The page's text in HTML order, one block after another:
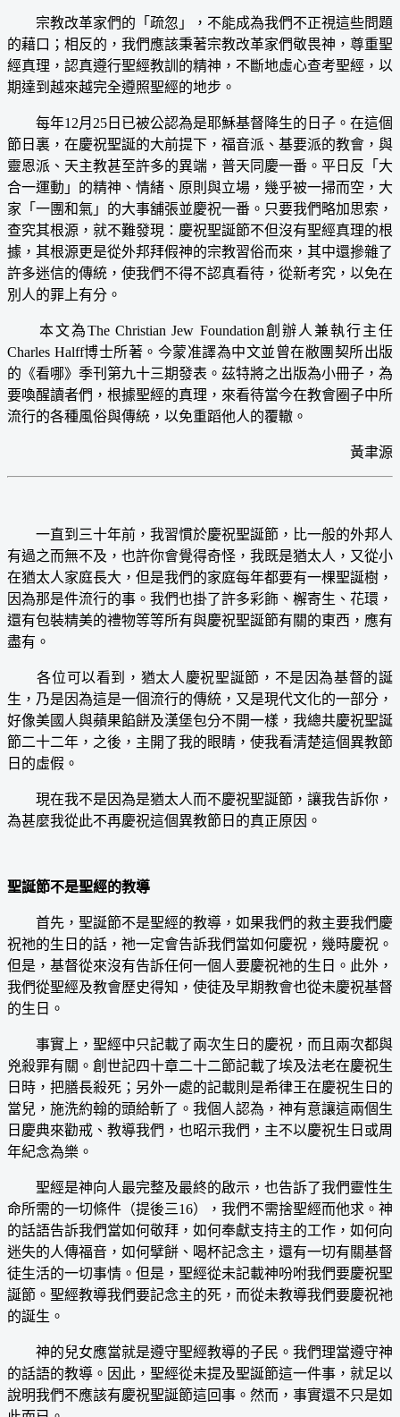
宗教改革家們的「疏忽」，不能成為我們不正視這些問題
的藉口；相反的，我們應該秉著宗教改革家們敬畏神，尊重聖
經真理，認真遵行聖經教訓的精神，不斷地虛心查考聖經，以
期達到越來越完全遵照聖經的地步。
每年12月25日已被公認為是耶穌基督降生的日子。在這個
節日裏，在慶祝聖誕的大前提下，福音派、基要派的教會，與
靈恩派、天主教甚至許多的異端，普天同慶一番。平日反「大
合一運動」的精神、情緒、原則與立場，幾乎被一掃而空，大
家「一團和氣」的大事舖張並慶祝一番。只要我們略加思索，
查究其根源，就不難發現：慶祝聖誕節不但沒有聖經真理的根
據，其根源更是從外邦拜假神的宗教習俗而來，其中還摻雜了
許多迷信的傳統，使我們不得不認真看待，從新考究，以免在
別人的罪上有分。
本文為The Christian Jew Foundation創辦人兼執行主任
Charles Halff博士所著。今蒙准譯為中文並曾在敝團契所出版
的《看哪》季刊第九十三期發表。茲特將之出版為小冊子，為
要喚醒讀者們，根據聖經的真理，來看待當今在教會圈子中所
流行的各種風俗與傳統，以免重蹈他人的覆轍。
黃聿源
一直到三十年前，我習慣於慶祝聖誕節，比一般的外邦人
有過之而無不及，也許你會覺得奇怪，我既是猶太人，又從小
在猶太人家庭長大，但是我們的家庭每年都要有一棵聖誕樹，
因為那是件流行的事。我們也掛了許多彩飾、檞寄生、花環，
還有包裝精美的禮物等等所有與慶祝聖誕節有關的東西，應有
盡有。
各位可以看到，猶太人慶祝聖誕節，不是因為基督的誕
生，乃是因為這是一個流行的傳統，又是現代文化的一部分，
好像美國人與蘋果餡餅及漢堡包分不開一樣，我總共慶祝聖誕
節二十二年，之後，主開了我的眼睛，使我看清楚這個異教節
日的虛假。
現在我不是因為是猶太人而不慶祝聖誕節，讓我告訴你，
為甚麼我從此不再慶祝這個異教節日的真正原因。
聖誕節不是聖經的教導
首先，聖誕節不是聖經的教導，如果我們的救主要我們慶
祝祂的生日的話，祂一定會告訴我們當如何慶祝，幾時慶祝。
但是，基督從來沒有告訴任何一個人要慶祝祂的生日。此外，
我們從聖經及教會歷史得知，使徒及早期教會也從未慶祝基督
的生日。
事實上，聖經中只記載了兩次生日的慶祝，而且兩次都與
兇殺罪有關。創世記四十章二十二節記載了埃及法老在慶祝生
日時，把膳長殺死；另外一處的記載則是希律王在慶祝生日的
當兒，施洗約翰的頭給斬了。我個人認為，神有意讓這兩個生
日慶典來勸戒、教導我們，也昭示我們，主不以慶祝生日或周
年紀念為樂。
聖經是神向人最完整及最終的啟示，也告訴了我們靈性生
命所需的一切條件（提後三16），我們不需捨聖經而他求。神
的話語告訴我們當如何敬拜，如何奉獻支持主的工作，如何向
迷失的人傳福音，如何擘餅、喝杯記念主，還有一切有關基督
徒生活的一切事情。但是，聖經從未記載神吩咐我們要慶祝聖
誕節。聖經教導我們要記念主的死，而從未教導我們要慶祝祂
的誕生。
神的兒女應當就是遵守聖經教導的子民。我們理當遵守神
的話語的教導。因此，聖經從未提及聖誕節這一件事，就足以
說明我們不應該有慶祝聖誕節這回事。然而，事實還不只是如